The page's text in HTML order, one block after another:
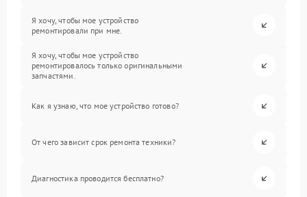
Я хочу, чтобы мое устройство
ремонтировали при мне.
Я хочу, чтобы мое устройство
ремонтировалось только оригинальными
запчастями.
Как я узнаю, что мое устройство готово?
От чего зависит срок ремонта техники?
Диагностика проводится бесплатно?